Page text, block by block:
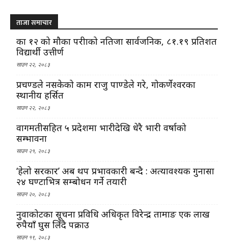
ताजा समाचार
कक्षा १२ को मौका परीक्षाको नतिजा सार्वजनिक, ८१.१९ प्रतिशत
विद्यार्थी उत्तीर्ण
साउन २२, २०८३
प्रचण्डले नसकेको काम राजु पाण्डेले गरे, गोकर्णेश्वरका
स्थानीय हर्सित
साउन २२, २०८३
वागमतीसहित ५ प्रदेशमा भारीदेखि धेरै भारी वर्षाको
सम्भावना
साउन २१, २०८३
‘हेलो सरकार’ अब थप प्रभावकारी बन्दै : अत्यावश्यक गुनासा
२४ घण्टाभित्र सम्बोधन गर्ने तयारी
साउन २०, २०८३
नुवाकोटका सूचना प्रविधि अधिकृत विरेन्द्र तामाङ एक लाख
रुपैयाँ घुस लिँदै पक्राउ
साउन १९, २०८३